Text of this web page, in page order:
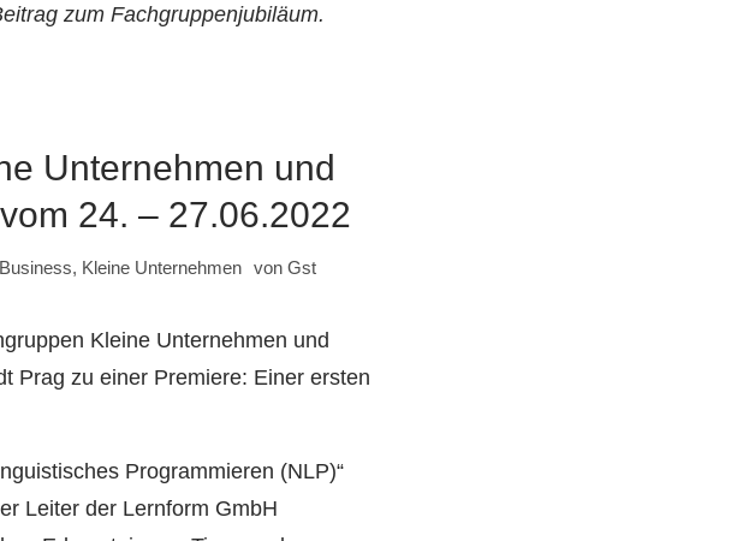
zum Fachgruppenjubiläum.
Unternehmen und
24. – 27.06.2022
, Kleine Unternehmen von Gst
Kleine Unternehmen und
Prag zu einer Premiere: Einer ersten
Programmieren (NLP)“
Leiter der Lernform GmbH